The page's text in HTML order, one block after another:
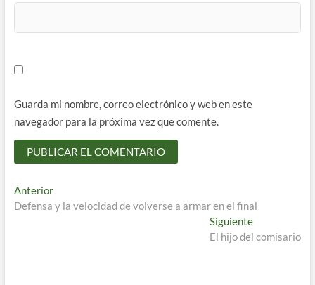
Guarda mi nombre, correo electrónico y web en este
navegador para la próxima vez que comente.
Navegación
de
AnteriorEntrada
anterior:
Defensa y la velocidad de volverse a armar en el final
SiguienteEntrada
siguiente:
El hijo del comisario